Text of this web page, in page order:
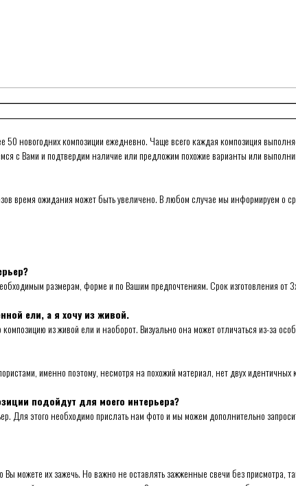
новогодних композиции ежедневно. Чаще всего каждая композиция
с Вами и подтвердим наличие или предложим похожие варианты или
время ожидания может быть увеличено. В любом случае мы информируем о
размерам, форме и по Вашим предпочтениям. Срок изготовления от
ели, а я хочу из живой.
из живой ели и наоборот. Визуально она может отличаться из-за
именно поэтому, несмотря на похожий материал, нет двух идентичных
подойдут для моего интерьера?
Для этого необходимо прислать нам фото и мы можем дополнительно
можете их зажечь. Но важно не оставлять зажженные свечи без присмотра,